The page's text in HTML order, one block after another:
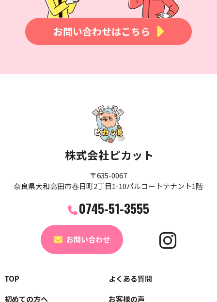
お問い合わせはこちら
株式会社ピカット
〒635-0067
奈良県大和高田市春日町2丁目1-10パルコートテナント1階
0745-51-3555
お問い合わせ
TOP
初めての方へ
よくある質問
お客様の声